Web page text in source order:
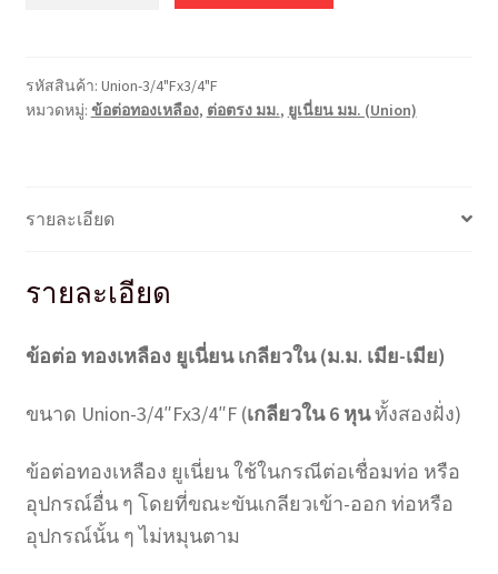
เกลียว
ใน
(6*6
รหัสสินค้า: Union-3/4"Fx3/4"F
หมวดหมู่: ข้อต่อทองเหลือง, ต่อตรง มม., ยูเนี่ยน มม. (Union)
รายละเอียด
รายละเอียด
ข้อต่อ ทองเหลือง ยูเนี่ยน เกลียวใน (ม.ม. เมีย-เมีย)
ขนาด Union-3/4″Fx3/4″F (เกลียวใน 6 หุนทั้งสองฝั่ง)
ข้อต่อทองเหลือง ยูเนี่ยน ใช้ในกรณีต่อเชื่อมท่อ หรือ
อุปกรณ์อื่น ๆ โดยที่ขณะขันเกลียวเข้า-ออก ท่อหรือ
อุปกรณ์นั้น ๆ ไม่หมุนตาม